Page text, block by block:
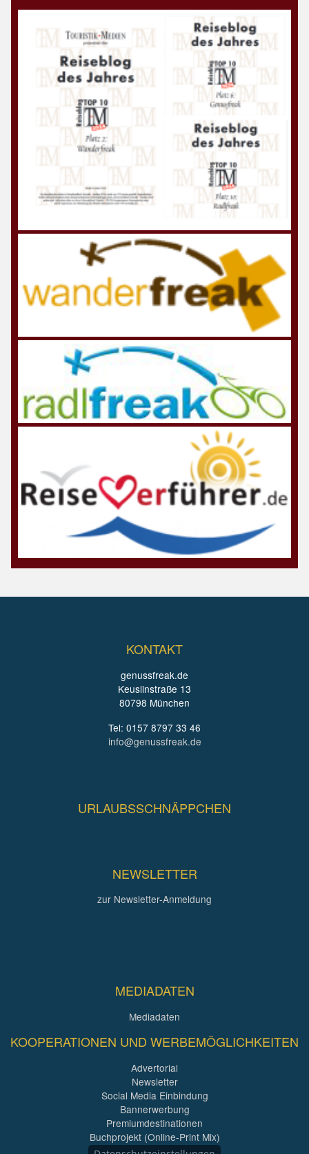
KONTAKT
genussfreak.de
Keuslinstraße 13
80798 München
Tel: 0157 8797 33 46
info@genussfreak.de
URLAUBSSCHNÄPPCHEN
NEWSLETTER
zur Newsletter-Anmeldung
MEDIADATEN
Mediadaten
KOOPERATIONEN UND WERBEMÖGLICHKEITEN
Advertorial
Newsletter
Social Media Einbindung
Bannerwerbung
Premiumdestinationen
Buchprojekt (Online-Print Mix)